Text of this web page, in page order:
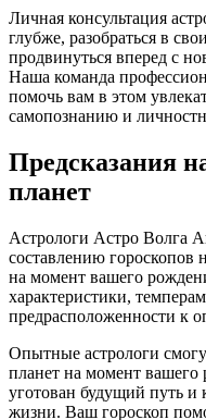
Личная консультация
глубже, разобраться в
продвинуться вперед с
Наша команда
помочь вам в этом
самопознанию и
Предсказания
планет
Астрологи Астро Волга
составлению гороскопов
на момент вашего
характеристики,
предрасположенности к
Опытные астрологи
планет на момент вашего
уготован будущий путь и
жизни. Ваш гороскоп